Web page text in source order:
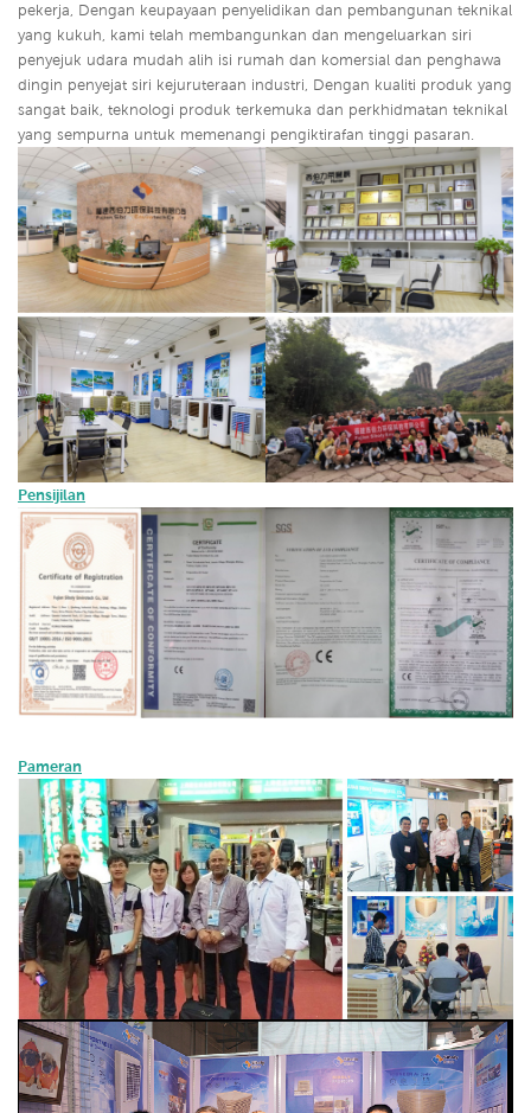
pekerja, Dengan keupayaan penyelidikan dan pembangunan teknikal
yang kukuh, kami telah membangunkan dan mengeluarkan siri
penyejuk udara mudah alih isi rumah dan komersial dan penghawa
dingin penyejat siri kejuruteraan industri, Dengan kualiti produk yang
sangat baik, teknologi produk terkemuka dan perkhidmatan teknikal
yang sempurna untuk memenangi pengiktirafan tinggi pasaran.
Pensijilan
Pameran